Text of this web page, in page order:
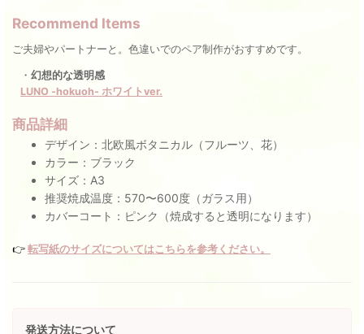
Recommend Items
ご夫婦やパートナーと。色違いでのペア制作がおすすめです。
・ 幻想的な透明感
LUNO -hokuoh- ホワイトver.
商品詳細
デザイン：北欧風ボタニカル（フルーツ、花）
カラー：ブラック
サイズ：A3
推奨焼成温度：570〜600度（ガラス用）
カバーコート：ピンク（焼成すると透明になります）
👉 転写紙のサイズについてはこちらを参考ください。
発送方法について